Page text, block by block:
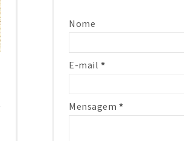
Nome
E-mail *
Mensagem *